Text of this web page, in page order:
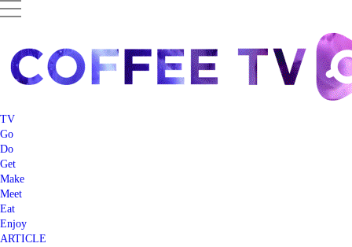
TV
Go
Do
Get
Make
Meet
Eat
Enjoy
ARTICLE